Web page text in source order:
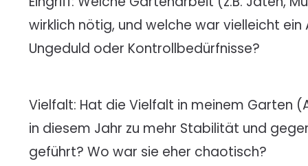
wirklich nötig, und welche war vielleicht
Ungeduld oder Kontrollbedürfnisse?
Vielfalt: Hat die Vielfalt in meinem Garten
in diesem Jahr zu mehr Stabilität und
geführt? Wo war sie eher chaotisch?